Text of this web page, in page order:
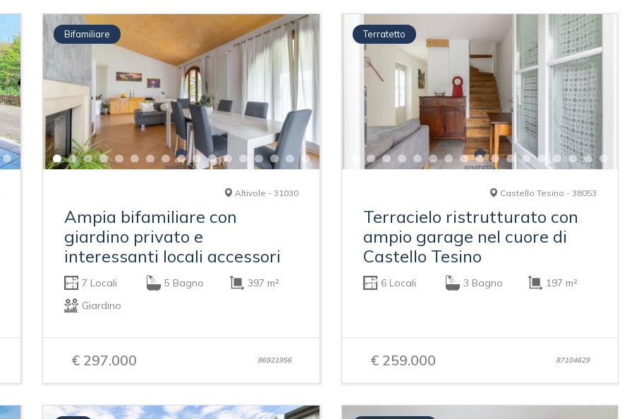
Bifamiliare
Altivole - 31030
Ampia bifamiliare con
giardino privato e
interessanti locali accessori
7 Locali 5 Bagno
397 m²
Giardino
€ 297.000 86921956
Terratetto
Castello Tesino - 38053
Terracielo ristrutturato con
ampio garage nel cuore di
Castello Tesino
6 Locali 3 Bagno 197 m²
€ 259.000 87104629